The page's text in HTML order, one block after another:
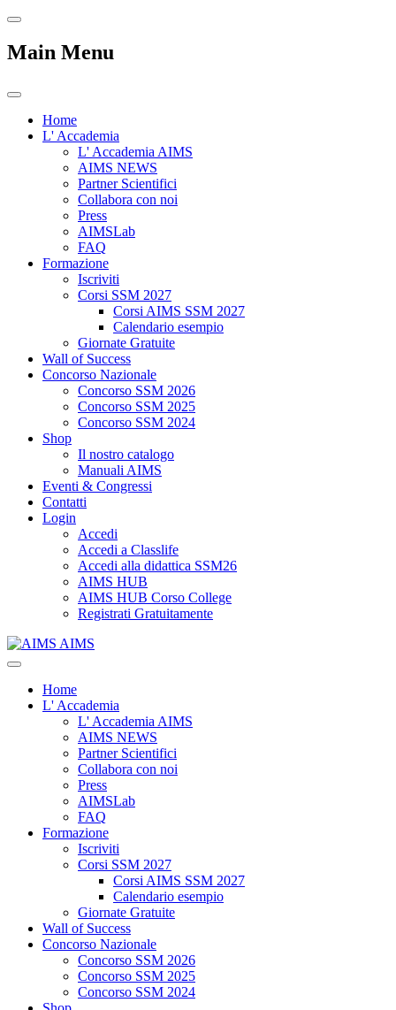
Main Menu
Home
L' Accademia
L' Accademia AIMS
AIMS NEWS
Partner Scientifici
Collabora con noi
Press
AIMSLab
FAQ
Formazione
Iscriviti
Corsi SSM 2027
Corsi AIMS SSM 2027
Calendario esempio
Giornate Gratuite
Wall of Success
Concorso Nazionale
Concorso SSM 2026
Concorso SSM 2025
Concorso SSM 2024
Shop
Il nostro catalogo
Manuali AIMS
Eventi & Congressi
Contatti
Login
Accedi
Accedi a Classlife
Accedi alla didattica SSM26
AIMS HUB
AIMS HUB Corso College
Registrati Gratuitamente
AIMS
Home
L' Accademia
L' Accademia AIMS
AIMS NEWS
Partner Scientifici
Collabora con noi
Press
AIMSLab
FAQ
Formazione
Iscriviti
Corsi SSM 2027
Corsi AIMS SSM 2027
Calendario esempio
Giornate Gratuite
Wall of Success
Concorso Nazionale
Concorso SSM 2026
Concorso SSM 2025
Concorso SSM 2024